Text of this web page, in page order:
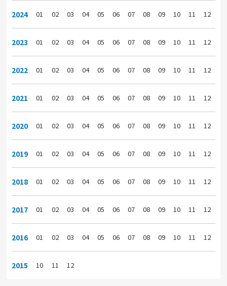
2024 01 02 03 04 05 06 07 08 09 10 11 12
2023 01 02 03 04 05 06 07 08 09 10 11 12
2022 01 02 03 04 05 06 07 08 09 10 11 12
2021 01 02 03 04 05 06 07 08 09 10 11 12
2020 01 02 03 04 05 06 07 08 09 10 11 12
2019 01 02 03 04 05 06 07 08 09 10 11 12
2018 01 02 03 04 05 06 07 08 09 10 11 12
2017 01 02 03 04 05 06 07 08 09 10 11 12
2016 01 02 03 04 05 06 07 08 09 10 11 12
2015 10 11 12